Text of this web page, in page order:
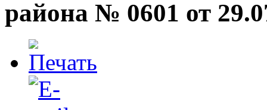
района № 0601 от